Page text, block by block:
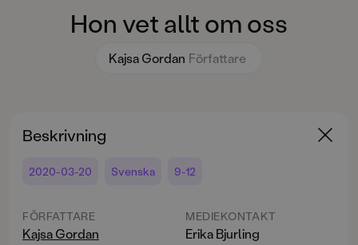
Hon vet allt om oss
Kajsa Gordan Författare
Beskrivning
2020-03-20 Svenska 9-12
FÖRFATTARE
Kajsa Gordan
MEDIEKONTAKT
Erika Bjurling